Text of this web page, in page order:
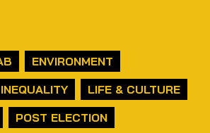
ENVIRONMENT
INEQUALITY
LIFE & CULTURE
POST ELECTION